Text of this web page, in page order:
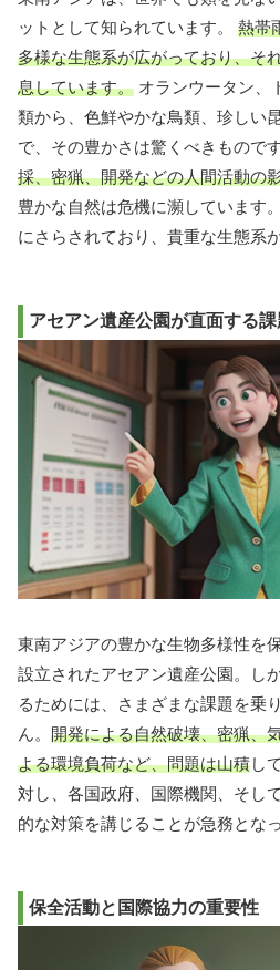
ットとして知られています。 熱帯
多様な生態系が広がっており、そ
息しています。 オランウータン、
類から、色鮮やかな鳥類、珍しい
で、その豊かさは驚くべきもので
採、密猟、開発などの人間活動の
豊かな自然は危機に瀕しています
にさらされており、貴重な生態系
アセアン遺産公園が直面する課
東南アジアの豊かな生物多様性を
設立されたアセアン遺産公園。し
るためには、さまざまな課題を乗
ん。 開発による自然破壊、密猟、
よる環境負荷など、問題は山積し
対し、各国政府、国際機関、そし
的な対策を講じることが急務とな
保全活動と国際協力の重要性